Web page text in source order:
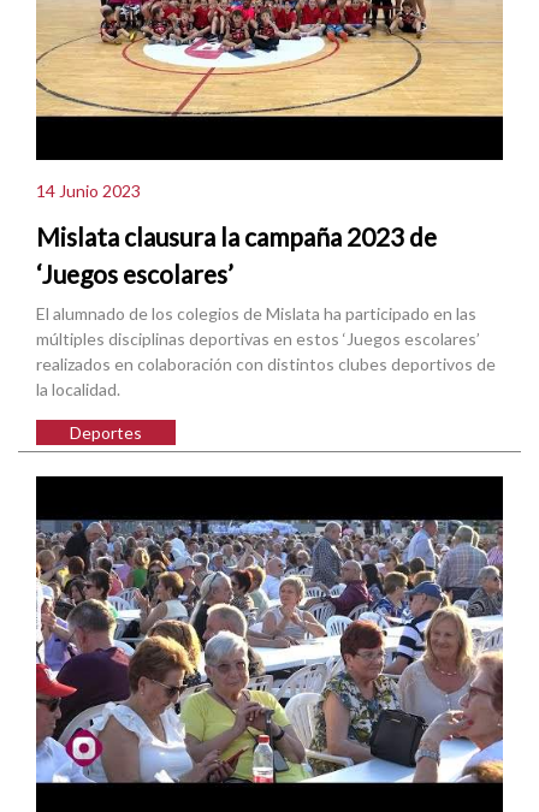
14 Junio 2023
Mislata clausura la campaña 2023 de
‘Juegos escolares’
El alumnado de los colegios de Mislata ha participado en las
múltiples disciplinas deportivas en estos ‘Juegos escolares’
realizados en colaboración con distintos clubes deportivos de
la localidad.
Deportes